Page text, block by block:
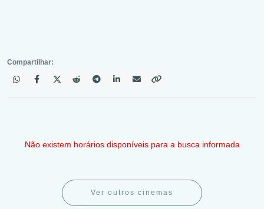
Compartilhar:
Não existem horários disponíveis para a busca informada
Ver outros cinemas